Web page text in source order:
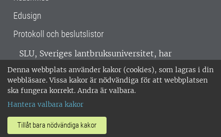
Denna webbplats använder kakor (cookies), som lagras i din
webbläsare. Vissa kakor är nödvändiga för att webbplatsen
ska fungera korrekt. Andra är valbara.
Hantera valbara kakor
Tillåt bara nödvändiga kakor
Edusign
Protokoll och beslutslistor
SLU, Sveriges lantbruksuniversitet, har
verksamhet över hela Sverige. Huvudorter är
Alnarp, Uppsala och Umeå.SLU är
miljöcertifierat enligt ISO 14001. •
018-67 10 00 • Org nr: 202100-2817 •
Om SLU:s webbplatser